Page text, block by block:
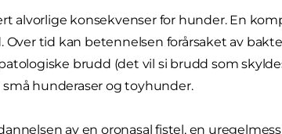
alvorlige konsekvenser for hunder. En
tid kan betennelsen forårsaket av
brudd (det vil si brudd som
hunderaser og toyhunder.
av en oronasal fistel, en